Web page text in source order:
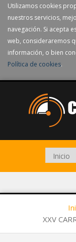
Utilizamos cookies
nuestros servicios,
navegación. Si acepta
web, consideraremos
información, o bien
Política de cookies.
XXV